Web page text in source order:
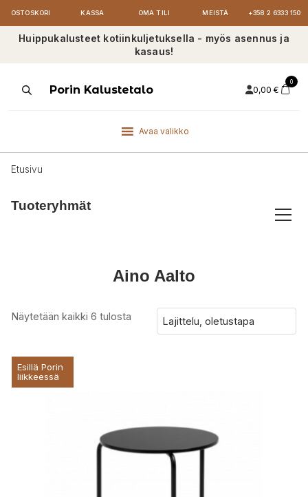
OSTOSKORI KASSA OMA TILI MEISTÄ +358 2 6333 150
Huippukalusteet kotiinkuljetuksella - myös asennus ja
kasaus!
ProductsPorin Kalustetalo 0,00 €
0
Avaa valikko
Etusivu
Tuoteryhmät
Aino Aalto
Näytetään kaikki 6 tulosta
Esillä Porin
liikkeessä